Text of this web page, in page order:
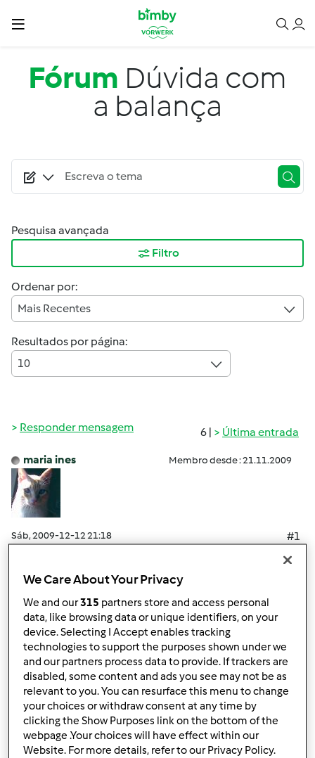
Passar para o conteúdo principal
Fórum Dúvida com
a balança
Pesquisa avançada
Filtro
Ordenar por:
Mais Recentes
Resultados por página:
10
6 | Última entrada
Responder mensagem
maria ines Membro desde : 21.11.2009
Sáb, 2009-12-12 21:18
#1
Estava eu a descascar abóbora, e a colocá-la no copo no
balança foi desactivado.
Concluindo, tive de tirar a abóbora do copo para outro
recipiente e depois voltar a por no copo para poder
pesar outra vez.
A balança é desactivada passados alguns minutos?
Obrigada.
Topo
We Care About Your Privacy
We and our315 partners store and access personal
data, like browsing data or unique identifiers, on your
device. Selecting I Accept enables tracking
technologies to support the purposes shown under we
and our partners process data to provide. If trackers are
disabled, some content and ads you see may not be as
relevant to you. You can resurface this menu to change
your choices or withdraw consent at any time by
clicking the Show Purposes link on the bottom of the
webpage .Your choices will have effect within our
Website. For more details, refer to our Privacy Policy.